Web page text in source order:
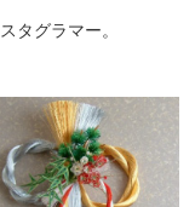
タグラマー。